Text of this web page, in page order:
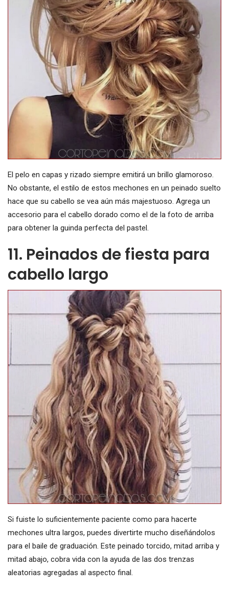
El pelo en capas y rizado siempre emitirá un brillo glamoroso.
No obstante, el estilo de estos mechones en un peinado suelto
hace que su cabello se vea aún más majestuoso. Agrega un
accesorio para el cabello dorado como el de la foto de arriba
para obtener la guinda perfecta del pastel.
11. Peinados de fiesta para
cabello largo
Si fuiste lo suficientemente paciente como para hacerte
mechones ultra largos, puedes divertirte mucho diseñándolos
para el baile de graduación. Este peinado torcido, mitad arriba y
mitad abajo, cobra vida con la ayuda de las dos trenzas
aleatorias agregadas al aspecto final.